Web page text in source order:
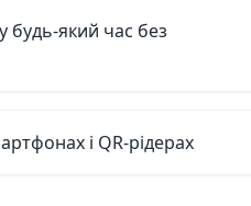
будь-який час без
і QR-рідерах